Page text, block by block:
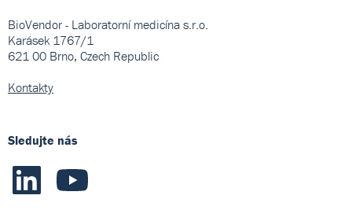
BioVendor - Laboratorní medicína s.r.o.
Karásek 1767/1
621 00 Brno, Czech Republic
Kontakty
Sledujte nás